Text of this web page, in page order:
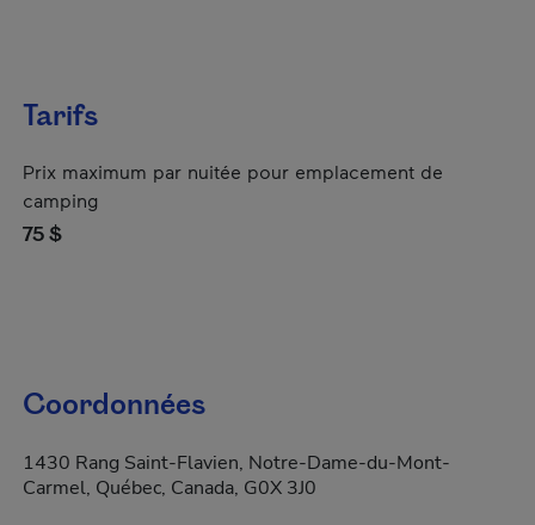
Tarifs
Prix maximum par nuitée pour emplacement de
camping
75 $
Coordonnées
1430 Rang Saint-Flavien, Notre-Dame-du-Mont-
Carmel, Québec, Canada, G0X 3J0